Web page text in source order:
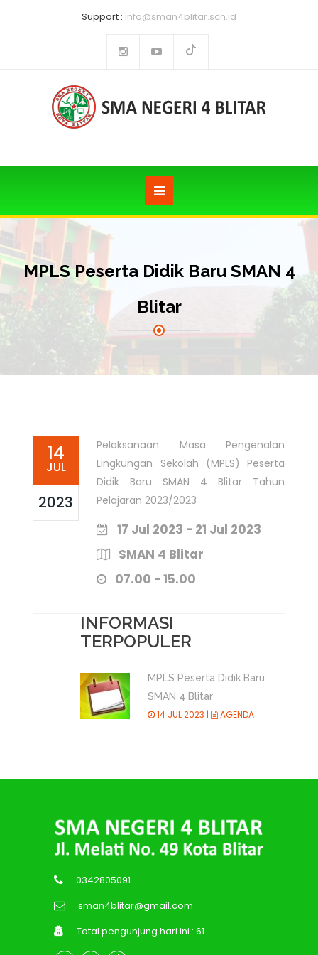
Support : info@sman4blitar.sch.id
MPLS Peserta Didik Baru SMAN 4
Blitar
14
JUL
2023
Pelaksanaan Masa Pengenalan
Lingkungan Sekolah (MPLS) Peserta
Didik Baru SMAN 4 Blitar Tahun
Pelajaran 2023/2023
17 Jul 2023 - 21 Jul 2023
SMAN 4 Blitar
07.00 - 15.00
INFORMASI
TERPOPULER
MPLS Peserta Didik Baru
SMAN 4 Blitar
14 JUL 2023 | AGENDA
0342805091
sman4blitar@gmail.com
Total pengunjung hari ini : 61